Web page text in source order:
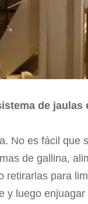
de
No es fácil
de gallina,
retirarlas para
y luego